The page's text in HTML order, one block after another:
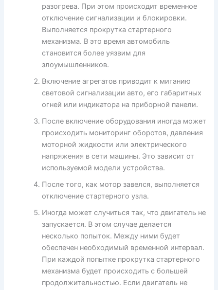
разогрева. При этом происходит временное
отключение сигнализации и блокировки.
Выполняется прокрутка стартерного
механизма. В это время автомобиль
становится более уязвим для
злоумышленников.
Включение агрегатов приводит к миганию
световой сигнализации авто, его габаритных
огней или индикатора на приборной панели.
После включение оборудования иногда может
происходить мониторинг оборотов, давления
моторной жидкости или электрического
напряжения в сети машины. Это зависит от
используемой модели устройства.
После того, как мотор завелся, выполняется
отключение стартерного узла.
Иногда может случиться так, что двигатель не
запускается. В этом случае делается
несколько попыток. Между ними будет
обеспечен необходимый временной интервал.
При каждой попытке прокрутка стартерного
механизма будет происходить с большей
продолжительностью. Если двигатель не